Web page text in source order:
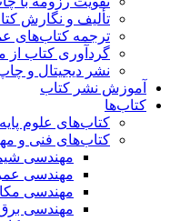
تألیف و نگارش
ترجمه کتاب‌های
گردآوری کتاب از
نشر دیجیتال و
آموزش نشر کتاب
کتاب‌ها
کتاب‌های علوم پایه
کتاب‌های فنی و
مهندسی
مهندسی
مهندسی
مهندسی برق